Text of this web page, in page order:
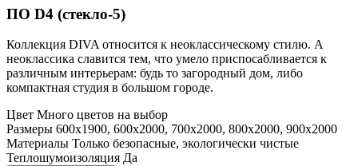
ПО D4 (стекло-5)
Коллекция DIVA относится к неоклассическому стилю. А
неоклассика славится тем, что умело приспосабливается к
различным интерьерам: будь то загородный дом, либо
компактная студия в большом городе.
Цвет Много цветов на выбор
Размеры 600x1900, 600x2000, 700x2000, 800x2000, 900x2000
Материалы Только безопасные, экологически чистые
Теплошумоизоляция Да